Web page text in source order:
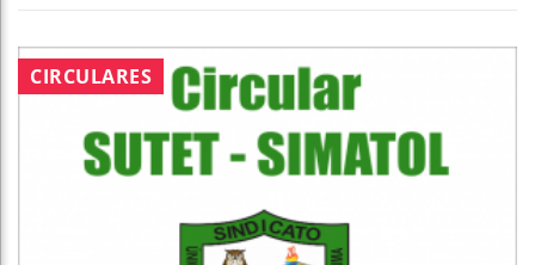
CIRCULARES